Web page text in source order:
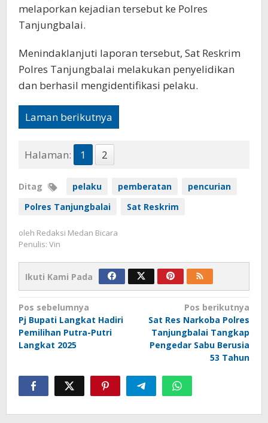
melaporkan kejadian tersebut ke Polres
Tanjungbalai.
Menindaklanjuti laporan tersebut, Sat Reskrim
Polres Tanjungbalai melakukan penyelidikan
dan berhasil mengidentifikasi pelaku.
Laman berikutnya
Halaman: 1 2
Ditag pelaku pemberatan
pencurian
Polres Tanjungbalai
Sat Reskrim
oleh Redaksi Medan Bicara
Penulis: Vin
Ikuti Kami Pada
Navigasi
pos
Pos sebelumnya
Pj Bupati Langkat Hadiri
Pemilihan Putra-Putri
Langkat 2025
Pos berikutnya
Sat Res Narkoba Polres
Tanjungbalai Tangkap
Pengedar Sabu Berusia
53 Tahun